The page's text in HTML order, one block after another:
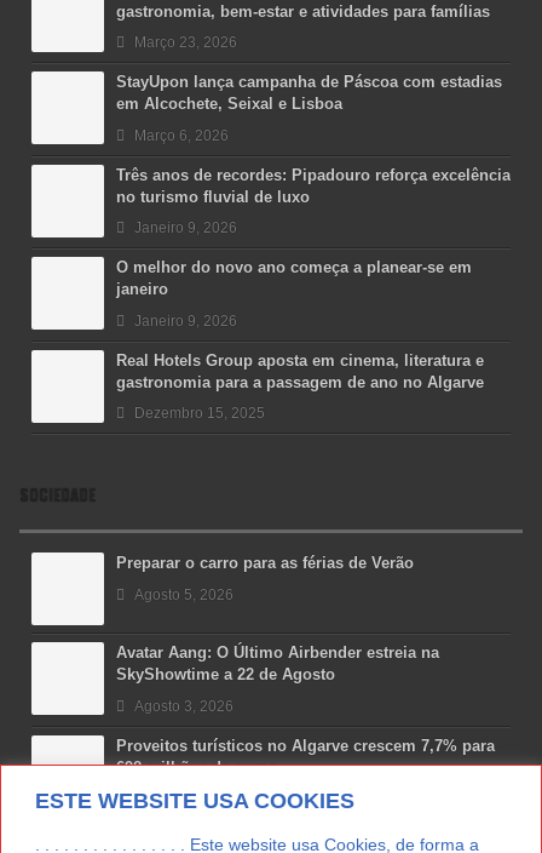
ESTE WEBSITE USA COOKIES
. . . . . . . . . . . . . . . . Este website usa Cookies, de forma a
gastronomia, bem-estar e atividades para famílias
Março 23, 2026
StayUpon lança campanha de Páscoa com estadias
em Alcochete, Seixal e Lisboa
Março 6, 2026
Três anos de recordes: Pipadouro reforça excelência
no turismo fluvial de luxo
Janeiro 9, 2026
O melhor do novo ano começa a planear-se em
janeiro
Janeiro 9, 2026
Real Hotels Group aposta em cinema, literatura e
gastronomia para a passagem de ano no Algarve
Dezembro 15, 2025
SOCIEDADE
Preparar o carro para as férias de Verão
Agosto 5, 2026
Avatar Aang: O Último Airbender estreia na
SkyShowtime a 22 de Agosto
Agosto 3, 2026
Proveitos turísticos no Algarve crescem 7,7% para
698 milhões de euros
Julho 31, 2026
Costa Boal Branco 2025: nova colheita reforça